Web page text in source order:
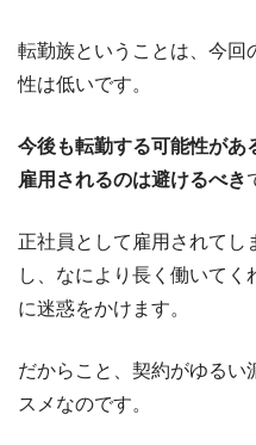
転勤族ということは、今回
性は低いです。
今後も転勤する可能性があ
雇用されるのは避けるべき
正社員として雇用されてし
し、なにより長く働いて
に迷惑をかけます。
だからこと、契約がゆるい
スメなのです。